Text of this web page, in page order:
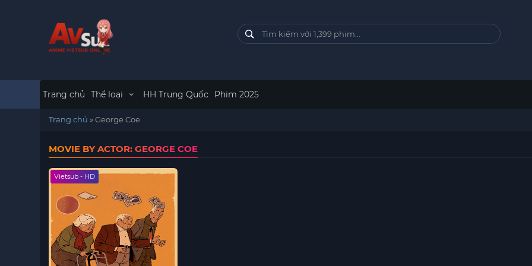
Trang chủ Thể loại HH Trung Quốc Phim 2025
Trang chủ »George Coe
MOVIE BY ACTOR: GEORGE COE
Vietsub - HD